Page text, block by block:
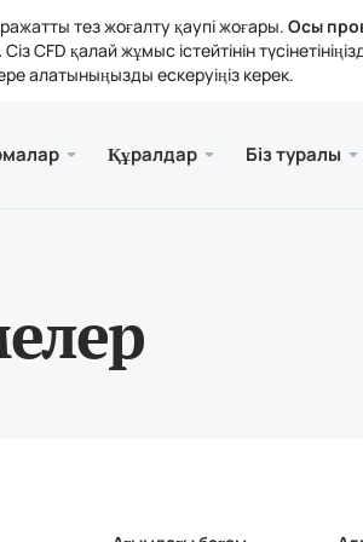
тез жоғалту қаупі жоғары. Осы
Сіз CFD қалай жұмыс істейтінін
алатыныңызды ескеруіңіз керек.
Құралдар Біз туралы